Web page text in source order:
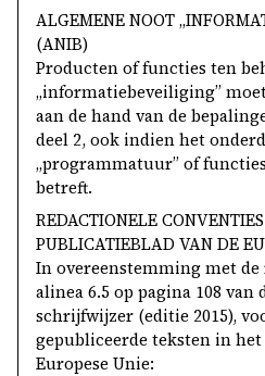
ALGEMENE NOOT
(ANIB)
Producten of functies ten
„informatiebeveiliging”
aan de hand van de
deel 2, ook indien het
„programmatuur” of
betreft.
REDACTIONELE
PUBLICATIEBLAD VAN DE
In overeenstemming met
alinea 6.5 op pagina 108
schrijfwijzer (editie 2015),
gepubliceerde teksten in het
Europese Unie: